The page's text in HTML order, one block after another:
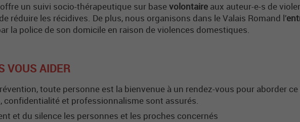
un suivi socio-thérapeutique sur basevolontaire aux auteur-e-s de
réduire les récidives. De plus, nous organisons dans le Valais Romand l’
la police de son domicile en raison de violences domestiques.
VOUS AIDER
toute personne est la bienvenue à un rendez-vous pour aborder
confidentialité et professionnalisme sont assurés.
et du silence les personnes et les proches concernés